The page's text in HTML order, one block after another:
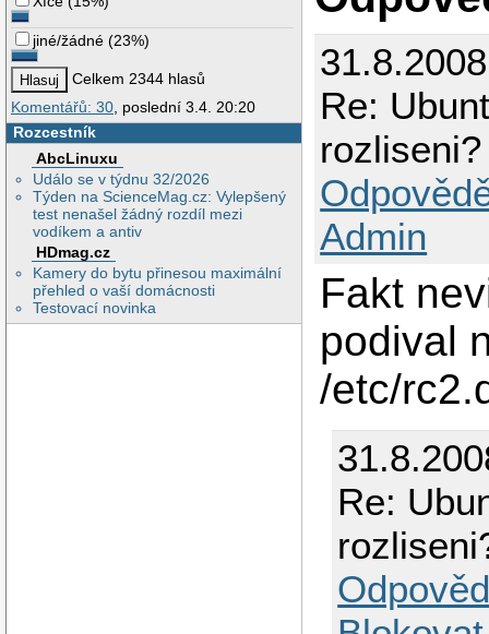
jiné/žádné (23%)
Celkem 2344 hlasů
Komentářů: 30 , poslední 3.4. 20:20
Rozcestník
AbcLinuxu
Událo se v týdnu 32/2026
Týden na ScienceMag.cz: Vylepšený
test nenašel žádný rozdíl mezi
vodíkem a antiv
HDmag.cz
Kamery do bytu přinesou maximální
přehled o vaší domácnosti
Testovací novinka
Re:
rozliseni?
Admin
Fakt
podival
/etc/
Re: